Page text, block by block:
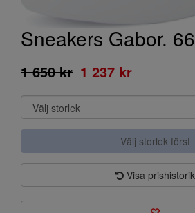
Sneakers Gabor.
1 650 kr 1 237 kr
Välj storlek först
Visa prishistorik